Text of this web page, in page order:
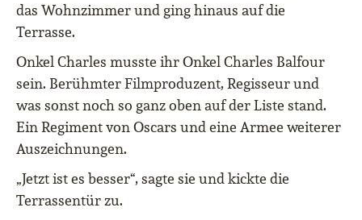
das Wohnzimmer und ging hinaus auf die
Terrasse.
Onkel Charles musste ihr Onkel Charles Balfour
sein. Berühmter Filmproduzent, Regisseur und
was sonst noch so ganz oben auf der Liste stand.
Ein Regiment von Oscars und eine Armee weiterer
Auszeichnungen.
„Jetzt ist es besser“, sagte sie und kickte die
Terrassentür zu.